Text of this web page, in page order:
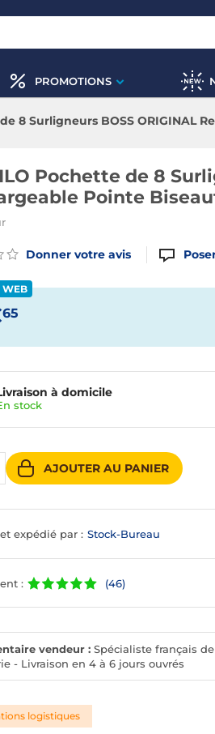
PROMOTIONS
8 Surligneurs BOSS ORIGINAL
Pochette de 8
Pointe
Donner votre avis
WEB
65
AJOUTER AU PANIER
à domicile
stock
expédié par : Stock-Bureau
: (46)
vendeur : Spécialiste français
- Livraison en 4 à 6 jours ouvrés
logistiques